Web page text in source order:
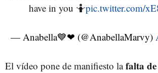
have in you 🤷pic.twitter.com/
— Anabella💙❤ (@AnabellaMarvy)
El vídeo pone de manifiesto lafalta de